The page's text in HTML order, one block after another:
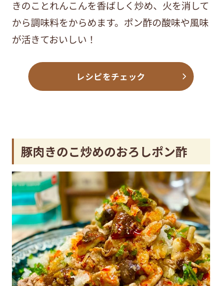
きのことれんこんを香ばしく炒め、火を消して
から調味料をからめます。ポン酢の酸味や風味
が活きておいしい！
レシピをチェック
豚肉きのこ炒めのおろしポン酢